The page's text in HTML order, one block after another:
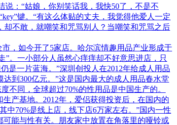
：“姑娘，你别笑话我，我快50了，不是不
键。“有这么体贴的丈夫，我觉得他爱人一定
不敢，就嘲笑和咒骂别人？当嘲笑和咒骂之后
，如今开了5家店。哈尔滨情趣用品产业形成于
”。一小部分人虽然心痒痒却不好意思进店，只
是一片蓝海。”深圳创投人在2012年给成人用品
到300亿元。”这是国内最大的成人用品春水堂
同，全球超过70%的性用品是中国生产的。
产基地。2012年，爱侣获得投资后，在国内的
中70%是线上店，线下店6万家左右。”国内一性
能与性有关。朋友家中放置在角落里的哑铃或